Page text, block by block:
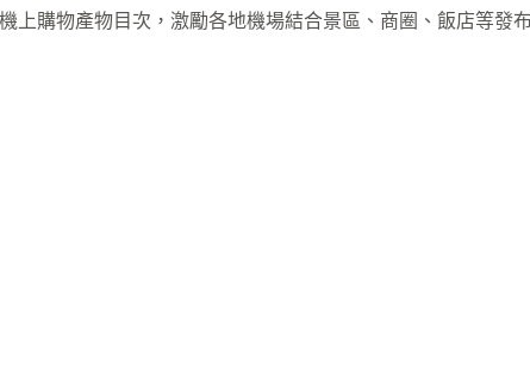
購物產物目次，激勵各地機場結合景區、商圈、飯店等發